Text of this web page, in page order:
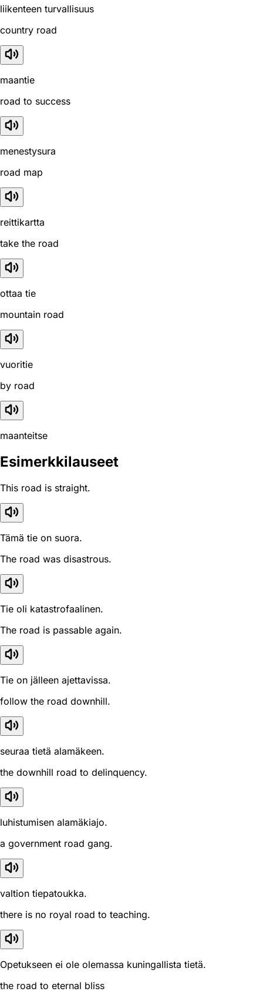
liikenteen turvallisuus
country road
maantie
road to success
menestysura
road map
reittikartta
take the road
ottaa tie
mountain road
vuoritie
by road
maanteitse
Esimerkkilauseet
This road is straight.
Tämä tie on suora.
The road was disastrous.
Tie oli katastrofaalinen.
The road is passable again.
Tie on jälleen ajettavissa.
follow the road downhill.
seuraa tietä alamäkeen.
the downhill road to delinquency.
luhistumisen alamäkiajo.
a government road gang.
valtion tiepatoukka.
there is no royal road to teaching.
Opetukseen ei ole olemassa kuningallista tietä.
the road to eternal bliss